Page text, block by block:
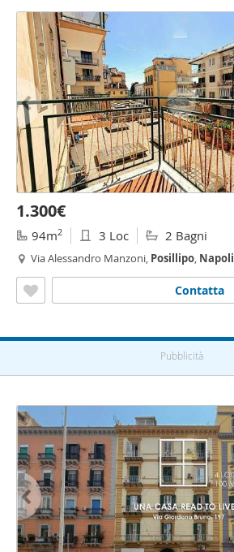
1.300€
94m2 3 Loc 2 Bagni
Via Alessandro Manzoni, Posillipo, Napoli
Contatta
Pubblicità